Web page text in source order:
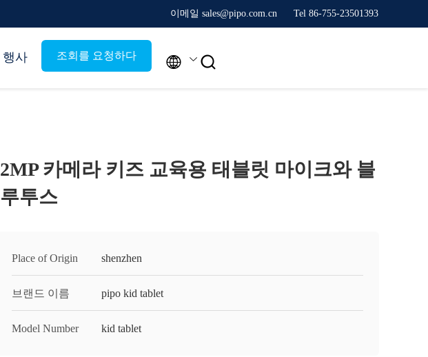
이메일 sales@pipo.com.cn Tel 86-755-23501393
행사 조회를 요청하다  
2MP 카메라 키즈 교육용 태블릿 마이크와 블
루투스
Place of Origin shenzhen
브랜드 이름 pipo kid tablet
Model Number kid tablet